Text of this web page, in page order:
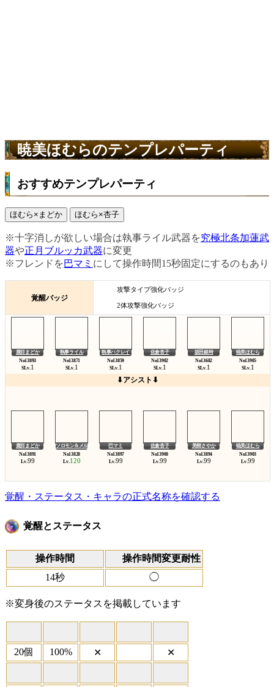
暁美ほむらのテンプレパーティ
おすすめテンプレパーティ
ほむら×まどか ほむら×杏子
※十字消しが欲しい場合は執事ライル武器を究極北条加蓮武
器や正月ブルッカ武器に変更
※フレンドを巴マミ にして操作時間15秒固定にするのもあり
覚醒バッジ
攻撃タイプ強化バッジ
2体攻撃強化バッジ
鹿目まどか 執事ライル 執事ハクレイ 佐倉杏子 坂田銀時 暁美ほむら
SLv.1 SLv.1 SLv.1 SLv.1 SLv.1 SLv.1
⬇アシスト⬇
鹿目まどか ソロモン&メルナ 巴マミ 佐倉杏子 美樹さやか 暁美ほむら
Lv.99 Lv.120 Lv.99 Lv.99 Lv.99 Lv.99
覚醒・ステータス・キャラの正式名称を確認する
覚醒とステータス
操作時間
操作時間変更耐性
14秒
◯
※変身後のステータスを掲載しています
20個 100% ✕ ✕